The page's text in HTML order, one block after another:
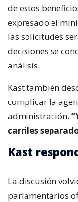
de estos
expresado el
las solicitudes
decisiones se
análisis.
Kast también
complicar la
administración.
carriles
Kast
La discusión
parlamentarios